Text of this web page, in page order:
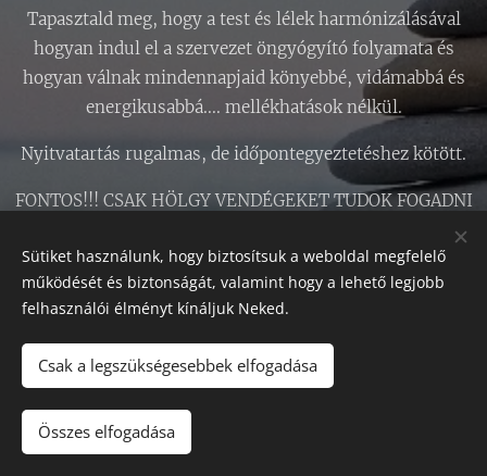
Tapasztald meg, hogy a test és lélek harmónizálásával
hogyan indul el a szervezet öngyógyító folyamata és
hogyan válnak mindennapjaid könyebbé, vidámabbá és
energikusabbá.... mellékhatások nélkül.
Nyitvatartás rugalmas, de időpontegyeztetéshez kötött.
FONTOS!!! CSAK HÖLGY VENDÉGEKET TUDOK FOGADNI
Árak masszázsonként és a
masszázs időtartama
szerint változóak, ezért
kérlek hogy tekintsd meg
Sütiket használunk, hogy biztosítsuk a weboldal megfelelő
működését és biztonságát, valamint hogy a lehető legjobb
felhasználói élményt kínáljuk Neked.
Csak a legszükségesebbek elfogadása
Összes elfogadása